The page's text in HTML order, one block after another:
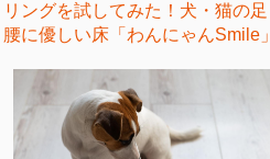
リングを試してみた！犬・猫の足
腰に優しい床「わんにゃんSmile」